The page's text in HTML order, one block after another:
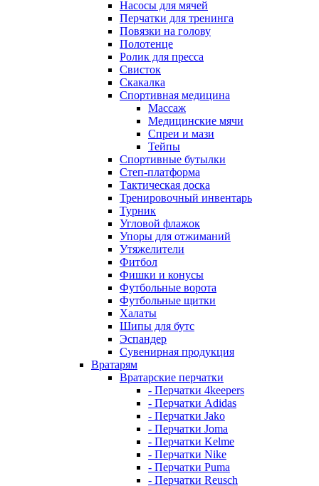
Насосы для мячей
Перчатки для тренинга
Повязки на голову
Полотенце
Ролик для пресса
Свисток
Скакалка
Спортивная медицина
Массаж
Медицинские мячи
Спреи и мази
Тейпы
Спортивные бутылки
Степ-платформа
Тактическая доска
Тренировочный инвентарь
Турник
Угловой флажок
Упоры для отжиманий
Утяжелители
Фитбол
Фишки и конусы
Футбольные ворота
Футбольные щитки
Халаты
Шипы для бутс
Эспандер
Сувенирная продукция
Вратарям
Вратарские перчатки
- Перчатки 4keepers
- Перчатки Adidas
- Перчатки Jako
- Перчатки Joma
- Перчатки Kelme
- Перчатки Nike
- Перчатки Puma
- Перчатки Reusch